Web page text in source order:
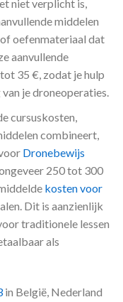
niet verplicht is,
middelen
oefenmateriaal dat
aanvullende
35 €, zodat je hulp
je droneoperaties.
cursuskosten,
combineert,
Dronebewijs
250 tot 300
kosten voor
Dit is aanzienlijk
traditionele lessen
als
in België, Nederland